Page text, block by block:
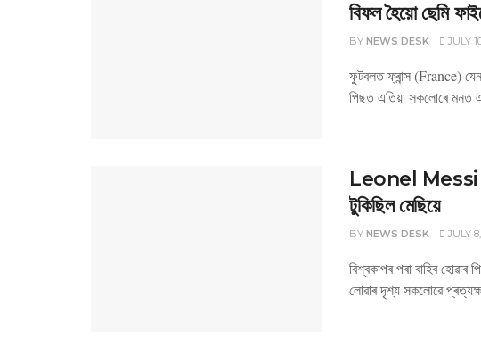
বিফল হৈয়ো ছেমি
BY NEWS DESK JULY
ফুটবলত ফ্ৰান্স (France)
পিছত এতিয়া সকলোৰে মনত
Leonel Messi :
টুকিছিল মেছিয়ে
BY NEWS DESK JULY
বিশ্বকাপৰ পৰা বাহিৰ হোৱাৰ
লোৱাৰ দৃশ্য সকলোৱে